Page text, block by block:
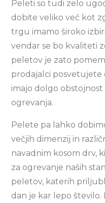
Peleti so tudi zelo
dobite veliko več kot
trgu imamo široko
vendar se bo kvaliteti
peletov je zato
prodajalci posvetujete
imajo dolgo
ogrevanja.
Pelete pa lahko
večjih dimenzij in
navadnim kosom drv,
za ogrevanje naših
peletov, katerih
dan je kar lepo število.